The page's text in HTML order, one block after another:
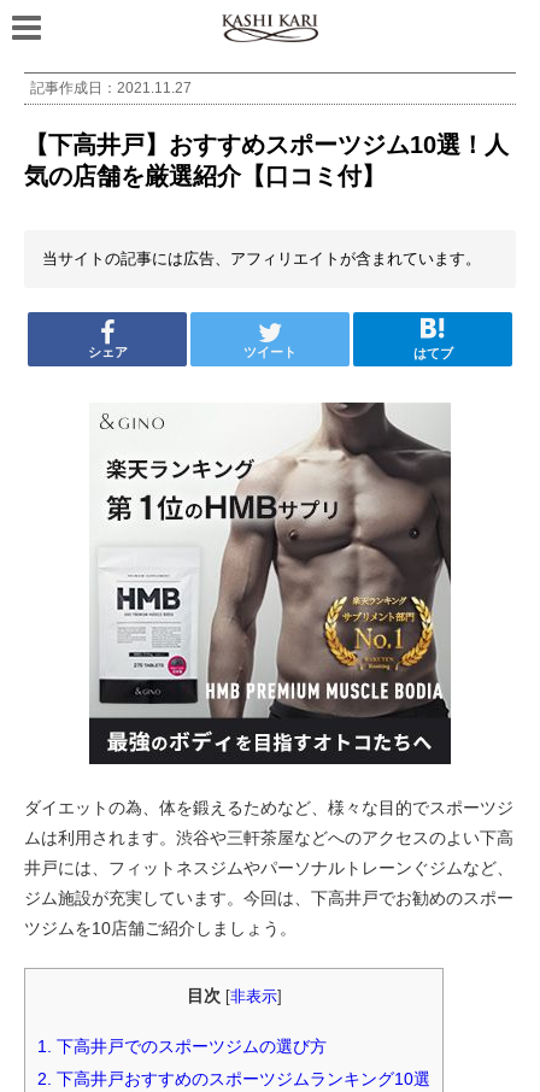
記事作成日： 2021.11.27
【下高井戸】おすすめスポーツジム10選！人
気の店舗を厳選紹介【口コミ付】
当サイトの記事には広告、アフィリエイトが含まれています。
シェア ツイート はてブ
ダイエットの為、体を鍛えるためなど、様々な目的でスポーツジ
ムは利用されます。渋谷や三軒茶屋などへのアクセスのよい下高
井戸には、フィットネスジムやパーソナルトレーンぐジムなど、
ジム施設が充実しています。今回は、下高井戸でお勧めのスポー
ツジムを10店舗ご紹介しましょう。
目次 非表示]
1. 下高井戸でのスポーツジムの選び方
2. 下高井戸おすすめのスポーツジムランキング10選